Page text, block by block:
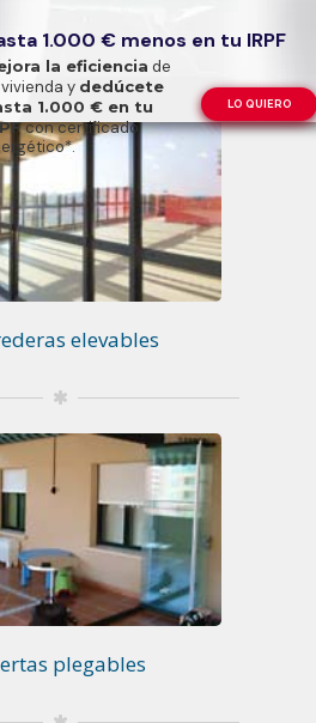
elevables
plegables
1.000 € menos en tu IRPF
la eficiencia de
y dedúcete
1.000 € en tu
con certificado
LO QUIERO